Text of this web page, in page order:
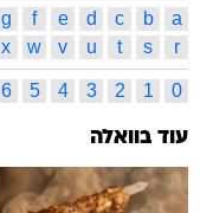
a
b
c
d
e
f
g
r
s
t
u
v
w
x
0
1
2
3
4
5
6
עוד בוואלה